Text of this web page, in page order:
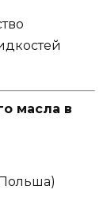
масла в